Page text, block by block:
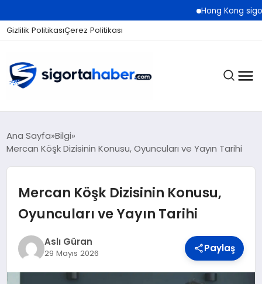
Hong Kong sigorta
Gizlilik PolitikasıÇerez Politikası
SIGORTA
EKONOMI
Ana Sayfa Bilgi
Mercan Köşk Dizisinin Konusu, Oyuncuları ve Yayın Tarihi
Mercan Köşk Dizisinin Konusu,
Oyuncuları ve Yayın Tarihi
Aslı Güran
29 Mayıs 2026 Paylaş